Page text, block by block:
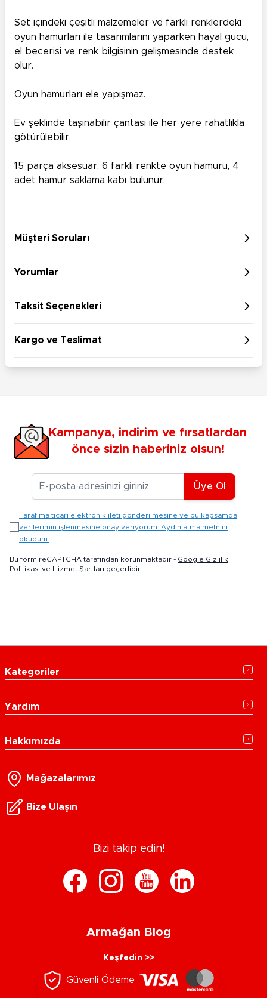
Set içindeki çeşitli malzemeler ve farklı renklerdeki
oyun hamurları ile tasarımlarını yaparken hayal gücü,
el becerisi ve renk bilgisinin gelişmesinde destek
olur.
Oyun hamurları ele yapışmaz.
Ev şeklinde taşınabilir çantası ile her yere rahatlıkla
götürülebilir.
15 parça aksesuar, 6 farklı renkte oyun hamuru, 4
adet hamur saklama kabı bulunur.
Müşteri Soruları
Yorumlar
Taksit Seçenekleri
Kargo ve Teslimat
Kampanya, indirim ve fırsatlardan
önce sizin haberiniz olsun!
E-posta Adresiniz
Üye Ol
Tarafıma ticari elektronik ileti gönderilmesine ve bu kapsamda
verilerimin işlenmesine onay veriyorum. Aydınlatma metnini
okudum.
Bu form reCAPTCHA tarafından korunmaktadır - Google Gizlilik
Politikası ve Hizmet Şartları geçerlidir.
Kategoriler
Yardım
Hakkımızda
Mağazalarımız
Bize Ulaşın
Bizi takip edin!
Armağan Blog
Keşfedin >>
Güvenli Ödeme